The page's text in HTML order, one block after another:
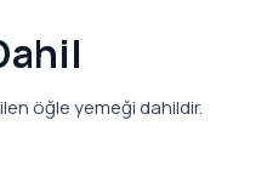
öğle yemeği dahildir.